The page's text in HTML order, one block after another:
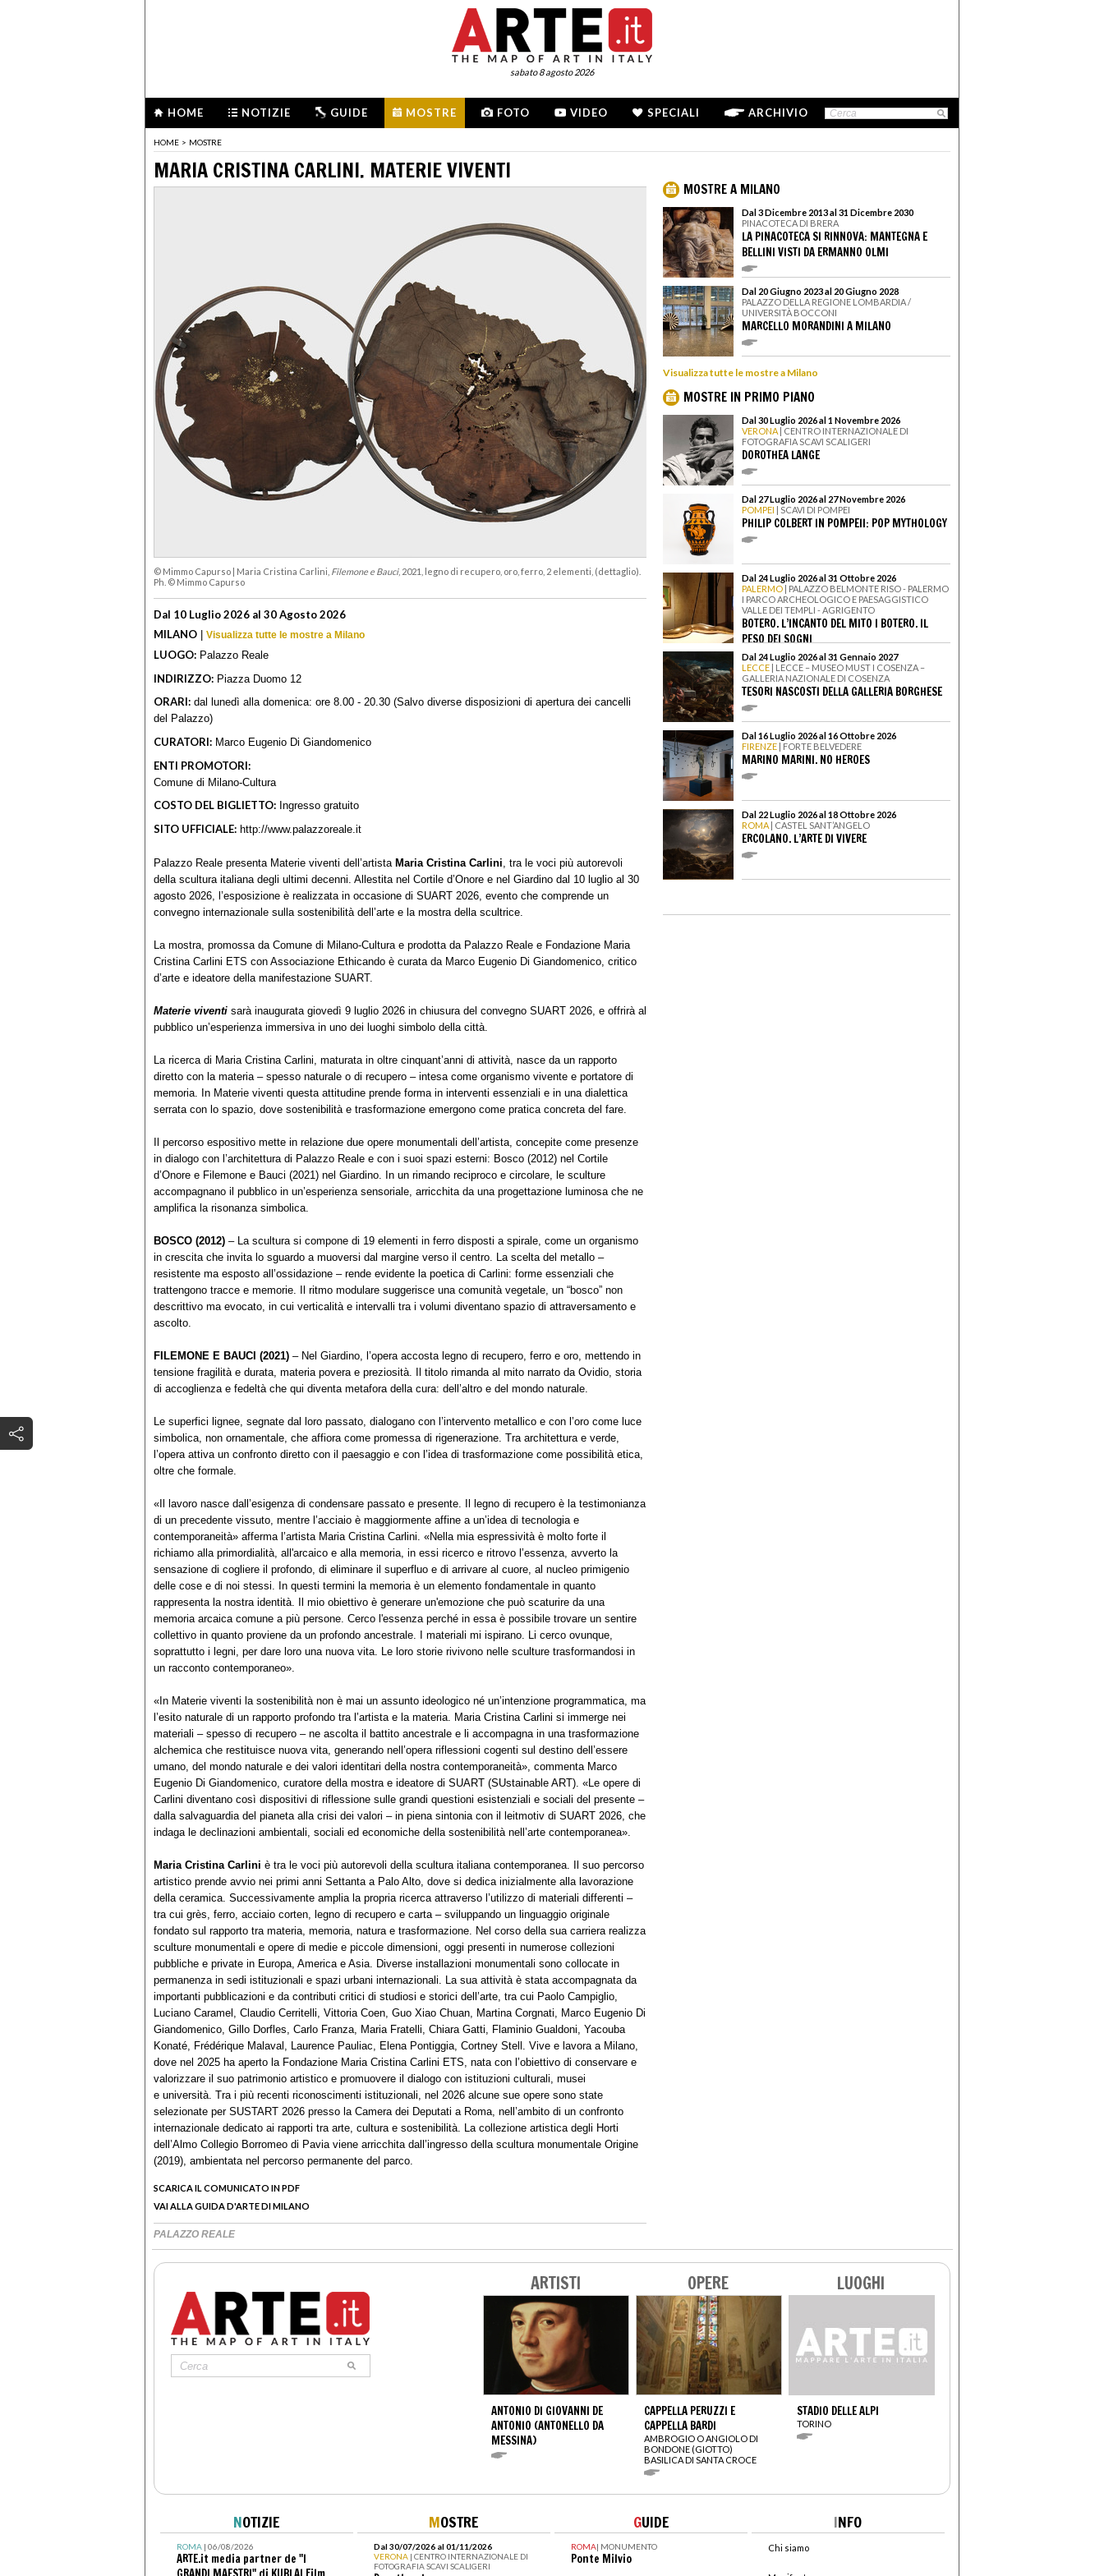
sabato 8 agosto 2026
HOME NOTIZIE GUIDE MOSTRE FOTO VIDEO SPECIALI ARCHIVIO
HOME > MOSTRE
MARIA CRISTINA CARLINI. MATERIE VIVENTI
© Mimmo Capurso Maria Cristina Carlini, Filemone e Bauci, 2021, legno di recupero, oro, ferro, 2 elementi, (dettaglio).
Ph. © Mimmo Capurso
Dal 10 Luglio 2026 al 30 Agosto 2026
MILANO | Visualizza tutte le mostre a Milano
LUOGO: Palazzo Reale
INDIRIZZO: Piazza Duomo 12
ORARI: dal lunedì alla domenica: ore 8.00 - 20.30 (Salvo diverse disposizioni di apertura dei cancelli
del Palazzo)
CURATORI: Marco Eugenio Di Giandomenico
ENTI PROMOTORI:
Comune di Milano-Cultura
COSTO DEL BIGLIETTO: Ingresso gratuito
SITO UFFICIALE: http://www.palazzoreale.it
Palazzo Reale presenta Materie viventi dell’artista Maria Cristina Carlini, tra le voci più autorevoli
della scultura italiana degli ultimi decenni. Allestita nel Cortile d’Onore e nel Giardino dal 10 luglio al 30
agosto 2026, l’esposizione è realizzata in occasione di SUART 2026, evento che comprende un
convegno internazionale sulla sostenibilità dell’arte e la mostra della scultrice.
La mostra, promossa da Comune di Milano-Cultura e prodotta da Palazzo Reale e Fondazione Maria
Cristina Carlini ETS con Associazione Ethicando è curata da Marco Eugenio Di Giandomenico, critico
d’arte e ideatore della manifestazione SUART.
Materie viventi sarà inaugurata giovedì 9 luglio 2026 in chiusura del convegno SUART 2026, e offrirà al
pubblico un’esperienza immersiva in uno dei luoghi simbolo della città.
La ricerca di Maria Cristina Carlini, maturata in oltre cinquant’anni di attività, nasce da un rapporto
diretto con la materia – spesso naturale o di recupero – intesa come organismo vivente e portatore di
memoria. In Materie viventi questa attitudine prende forma in interventi essenziali e in una dialettica
serrata con lo spazio, dove sostenibilità e trasformazione emergono come pratica concreta del fare.
Il percorso espositivo mette in relazione due opere monumentali dell’artista, concepite come presenze
in dialogo con l’architettura di Palazzo Reale e con i suoi spazi esterni: Bosco (2012) nel Cortile
d’Onore e Filemone e Bauci (2021) nel Giardino. In un rimando reciproco e circolare, le sculture
accompagnano il pubblico in un’esperienza sensoriale, arricchita da una progettazione luminosa che ne
amplifica la risonanza simbolica.
BOSCO (2012) – La scultura si compone di 19 elementi in ferro disposti a spirale, come un organismo
in crescita che invita lo sguardo a muoversi dal margine verso il centro. La scelta del metallo –
resistente ma esposto all’ossidazione – rende evidente la poetica di Carlini: forme essenziali che
trattengono tracce e memorie. Il ritmo modulare suggerisce una comunità vegetale, un “bosco” non
descrittivo ma evocato, in cui verticalità e intervalli tra i volumi diventano spazio di attraversamento e
ascolto.
FILEMONE E BAUCI (2021) – Nel Giardino, l’opera accosta legno di recupero, ferro e oro, mettendo in
tensione fragilità e durata, materia povera e preziosità. Il titolo rimanda al mito narrato da Ovidio, storia
di accoglienza e fedeltà che qui diventa metafora della cura: dell’altro e del mondo naturale.
Le superfici lignee, segnate dal loro passato, dialogano con l’intervento metallico e con l’oro come luce
simbolica, non ornamentale, che affiora come promessa di rigenerazione. Tra architettura e verde,
l’opera attiva un confronto diretto con il paesaggio e con l’idea di trasformazione come possibilità etica,
oltre che formale.
«Il lavoro nasce dall’esigenza di condensare passato e presente. Il legno di recupero è la testimonianza
di un precedente vissuto, mentre l’acciaio è maggiormente affine a un’idea di tecnologia e
contemporaneità» afferma l’artista Maria Cristina Carlini. «Nella mia espressività è molto forte il
richiamo alla primordialità, all'arcaico e alla memoria, in essi ricerco e ritrovo l’essenza, avverto la
sensazione di cogliere il profondo, di eliminare il superfluo e di arrivare al cuore, al nucleo primigenio
delle cose e di noi stessi. In questi termini la memoria è un elemento fondamentale in quanto
rappresenta la nostra identità. Il mio obiettivo è generare un'emozione che può scaturire da una
memoria arcaica comune a più persone. Cerco l'essenza perché in essa è possibile trovare un sentire
collettivo in quanto proviene da un profondo ancestrale. I materiali mi ispirano. Li cerco ovunque,
soprattutto i legni, per dare loro una nuova vita. Le loro storie rivivono nelle sculture trasformandosi in
un racconto contemporaneo».
«In Materie viventi la sostenibilità non è mai un assunto ideologico né un’intenzione programmatica, ma
l’esito naturale di un rapporto profondo tra l’artista e la materia. Maria Cristina Carlini si immerge nei
materiali – spesso di recupero – ne ascolta il battito ancestrale e li accompagna in una trasformazione
alchemica che restituisce nuova vita, generando nell’opera riflessioni cogenti sul destino dell’essere
umano, del mondo naturale e dei valori identitari della nostra contemporaneità», commenta Marco
Eugenio Di Giandomenico, curatore della mostra e ideatore di SUART (SUstainable ART). «Le opere di
Carlini diventano così dispositivi di riflessione sulle grandi questioni esistenziali e sociali del presente –
dalla salvaguardia del pianeta alla crisi dei valori – in piena sintonia con il leitmotiv di SUART 2026, che
indaga le declinazioni ambientali, sociali ed economiche della sostenibilità nell’arte contemporanea».
Maria Cristina Carlini è tra le voci più autorevoli della scultura italiana contemporanea. Il suo percorso
artistico prende avvio nei primi anni Settanta a Palo Alto, dove si dedica inizialmente alla lavorazione
della ceramica. Successivamente amplia la propria ricerca attraverso l’utilizzo di materiali differenti –
tra cui grès, ferro, acciaio corten, legno di recupero e carta – sviluppando un linguaggio originale
fondato sul rapporto tra materia, memoria, natura e trasformazione. Nel corso della sua carriera realizza
sculture monumentali e opere di medie e piccole dimensioni, oggi presenti in numerose collezioni
pubbliche e private in Europa, America e Asia. Diverse installazioni monumentali sono collocate in
permanenza in sedi istituzionali e spazi urbani internazionali. La sua attività è stata accompagnata da
importanti pubblicazioni e da contributi critici di studiosi e storici dell’arte, tra cui Paolo Campiglio,
Luciano Caramel, Claudio Cerritelli, Vittoria Coen, Guo Xiao Chuan, Martina Corgnati, Marco Eugenio Di
Giandomenico, Gillo Dorfles, Carlo Franza, Maria Fratelli, Chiara Gatti, Flaminio Gualdoni, Yacouba
Konaté, Frédérique Malaval, Laurence Pauliac, Elena Pontiggia, Cortney Stell. Vive e lavora a Milano,
dove nel 2025 ha aperto la Fondazione Maria Cristina Carlini ETS, nata con l’obiettivo di conservare e
valorizzare il suo patrimonio artistico e promuovere il dialogo con istituzioni culturali, musei
e università. Tra i più recenti riconoscimenti istituzionali, nel 2026 alcune sue opere sono state
selezionate per SUSTART 2026 presso la Camera dei Deputati a Roma, nell’ambito di un confronto
internazionale dedicato ai rapporti tra arte, cultura e sostenibilità. La collezione artistica degli Horti
dell’Almo Collegio Borromeo di Pavia viene arricchita dall’ingresso della scultura monumentale Origine
(2019), ambientata nel percorso permanente del parco.
SCARICA IL COMUNICATO IN PDF
VAI ALLA GUIDA D'ARTE DI MILANO
PALAZZO REALE
MOSTRE A MILANO
Dal 3 Dicembre 2013 al 31 Dicembre 2030
PINACOTECA DI BRERA
LA PINACOTECA SI RINNOVA: MANTEGNA E
BELLINI VISTI DA ERMANNO OLMI
Dal 20 Giugno 2023 al 20 Giugno 2028
PALAZZO DELLA REGIONE LOMBARDIA /
UNIVERSITÀ BOCCONI
MARCELLO MORANDINI A MILANO
Visualizza tutte le mostre a Milano
MOSTRE IN PRIMO PIANO
Dal 30 Luglio 2026 al 1 Novembre 2026
VERONA | CENTRO INTERNAZIONALE DI
FOTOGRAFIA SCAVI SCALIGERI
DOROTHEA LANGE
Dal 27 Luglio 2026 al 27 Novembre 2026
POMPEI | SCAVI DI POMPEI
PHILIP COLBERT IN POMPEII: POP MYTHOLOGY
Dal 24 Luglio 2026 al 31 Ottobre 2026
PALERMO | PALAZZO BELMONTE RISO - PALERMO
I PARCO ARCHEOLOGICO E PAESAGGISTICO
VALLE DEI TEMPLI - AGRIGENTO
BOTERO. L’INCANTO DEL MITO I BOTERO. IL
PESO DEI SOGNI
Dal 24 Luglio 2026 al 31 Gennaio 2027
LECCE | LECCE – MUSEO MUST I COSENZA –
GALLERIA NAZIONALE DI COSENZA
TESORI NASCOSTI DELLA GALLERIA BORGHESE
Dal 16 Luglio 2026 al 16 Ottobre 2026
FIRENZE | FORTE BELVEDERE
MARINO MARINI. NO HEROES
Dal 22 Luglio 2026 al 18 Ottobre 2026
ROMA | CASTEL SANT’ANGELO
ERCOLANO. L’ARTE DI VIVERE
ARTISTI
ANTONIO DI GIOVANNI DE
ANTONIO (ANTONELLO DA
MESSINA)
OPERE
CAPPELLA PERUZZI E
CAPPELLA BARDI
AMBROGIO O ANGIOLO DI
BONDONE (GIOTTO)
BASILICA DI SANTA CROCE
LUOGHI
STADIO DELLE ALPI
TORINO
NOTIZIE
ROMA| 06/08/2026
ARTE.it media partner de "I
MOSTRE
Dal 30/07/2026 al 01/11/2026
VERONA | CENTRO INTERNAZIONALE DI
FOTOGRAFIA SCAVI SCALIGERI
GUIDE
ROMA| MONUMENTO
Ponte Milvio
INFO
Chi siamo